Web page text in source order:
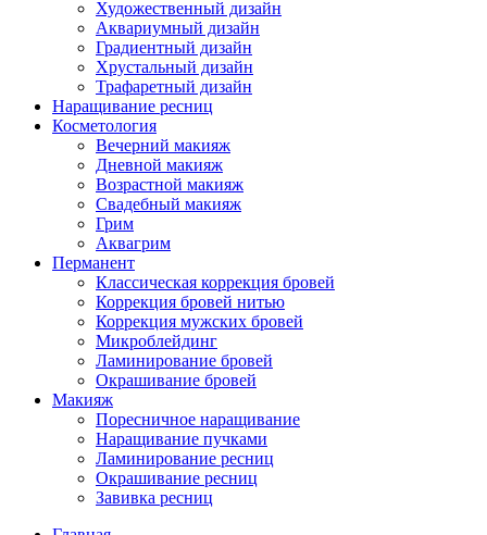
Художественный дизайн
Аквариумный дизайн
Градиентный дизайн
Хрустальный дизайн
Трафаретный дизайн
Наращивание ресниц
Косметология
Вечерний макияж
Дневной макияж
Возрастной макияж
Свадебный макияж
Грим
Аквагрим
Перманент
Классическая коррекция бровей
Коррекция бровей нитью
Коррекция мужских бровей
Микроблейдинг
Ламинирование бровей
Окрашивание бровей
Макияж
Поресничное наращивание
Наращивание пучками
Ламинирование ресниц
Окрашивание ресниц
Завивка ресниц